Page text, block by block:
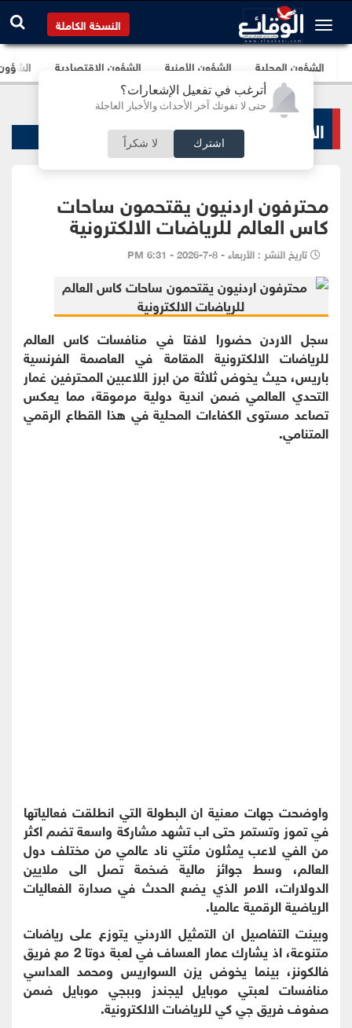
أترغب في تفعيل الإشعارات؟
حتى لا تفوتك آخر الأحداث والأخبار العاجلة
اشترك لا شكراً
النسخة الكاملة
الشؤون المحلية الشؤون الأمنية الشؤون الإقتصادية
الاخبار الرياضية
محترفون اردنيون يقتحمون ساحات
كاس العالم للرياضات الالكترونية
تاريخ النشر : الأربعاء - 8-7-2026 - 6:31 PM
سجل الاردن حضورا لافتا في منافسات كاس العالم
للرياضات الالكترونية المقامة في العاصمة الفرنسية
باريس، حيث يخوض ثلاثة من ابرز اللاعبين المحترفين غمار
التحدي العالمي ضمن اندية دولية مرموقة، مما يعكس
تصاعد مستوى الكفاءات المحلية في هذا القطاع الرقمي
المتنامي.
واوضحت جهات معنية ان البطولة التي انطلقت فعالياتها
في تموز وتستمر حتى اب تشهد مشاركة واسعة تضم اكثر
من الفي لاعب يمثلون مئتي ناد عالمي من مختلف دول
العالم، وسط جوائز مالية ضخمة تصل الى ملايين
الدولارات، الامر الذي يضع الحدث في صدارة الفعاليات
الرياضية الرقمية عالميا.
وبينت التفاصيل ان التمثيل الاردني يتوزع على رياضات
متنوعة، اذ يشارك عمار العساف في لعبة دوتا 2 مع فريق
فالكونز، بينما يخوض يزن السواريس ومحمد العداسي
منافسات لعبتي موبايل ليجندز وببجي موبايل ضمن
صفوف فريق جي كي للرياضات الالكترونية.